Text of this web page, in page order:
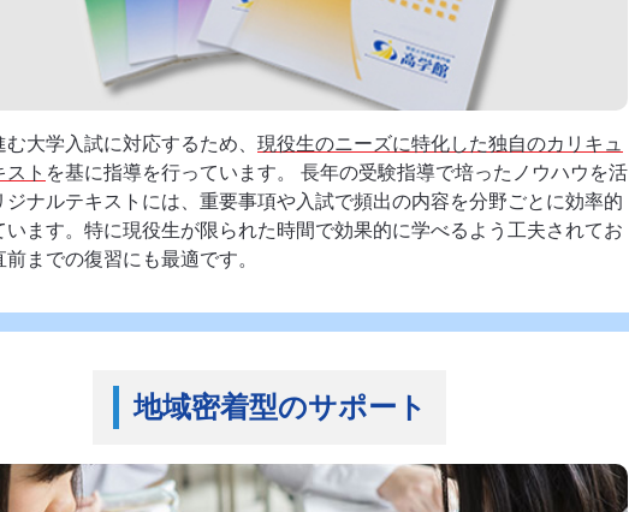
大学入試に対応するため、 現役生のニーズに特化した独自のカリキュ
ト を基に指導を行っています。 長年の受験指導で培ったノウハウを活
ジナルテキストには、重要事項や入試で頻出の内容を分野ごとに効率的
います。特に現役生が限られた時間で効果的に学べるよう工夫されてお
までの復習にも最適です。
地域密着型のサポート